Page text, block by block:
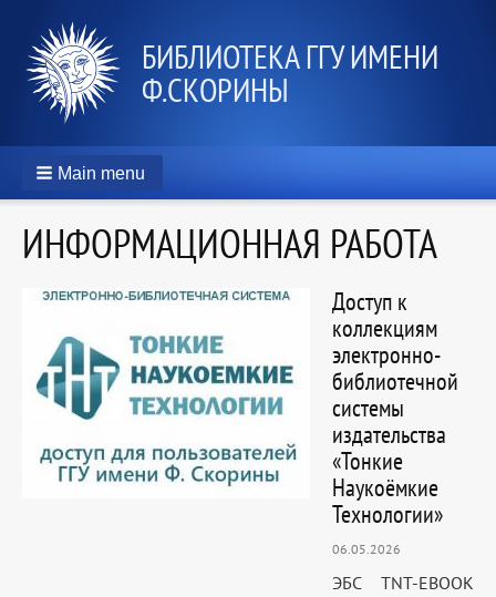
БИБЛИОТЕКА ГГУ ИМЕНИ
Ф.СКОРИНЫ
Main menu
ИНФОРМАЦИОННАЯ РАБОТА
Доступ к
коллекциям
электронно-
библиотечной
системы
издательства
«Тонкие
Наукоёмкие
Технологии»
06.05.2026
ЭБС TNT-EBOOK